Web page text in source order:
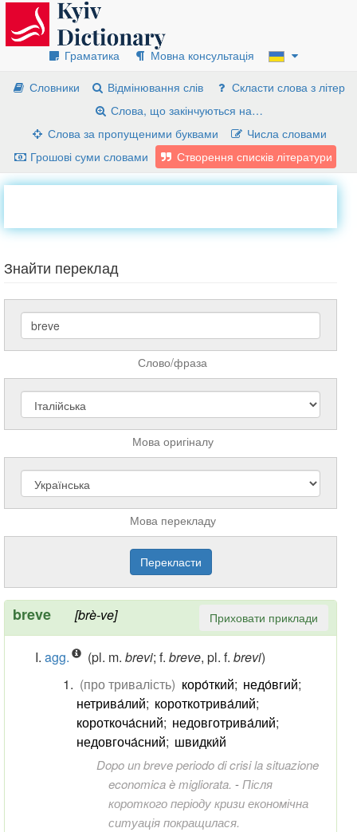
Граматика
Мовна консультація
Словники
Відмінювання слів
Скласти слова з літер
Слова, що закінчуються на…
Слова за пропущеними буквами
Числа словами
Грошові суми словами
Створення списків літератури
Знайти переклад
Слово/фраза
Мова оригіналу
Мова перекладу
breve [brè-ve] Приховати приклади
agg. (pl. m. brevi; f. breve, pl. f. brevi)
(про тривалість) коро́ткий; недо́вгий;
нетрива́лий; короткотрива́лий;
короткоча́сний; недовготрива́лий;
недовгоча́сний; швидки́й
Dopo un breve periodo di crisi la situazione
economica è migliorata. -Після
короткого періоду кризи економічна
ситуація покращилася.